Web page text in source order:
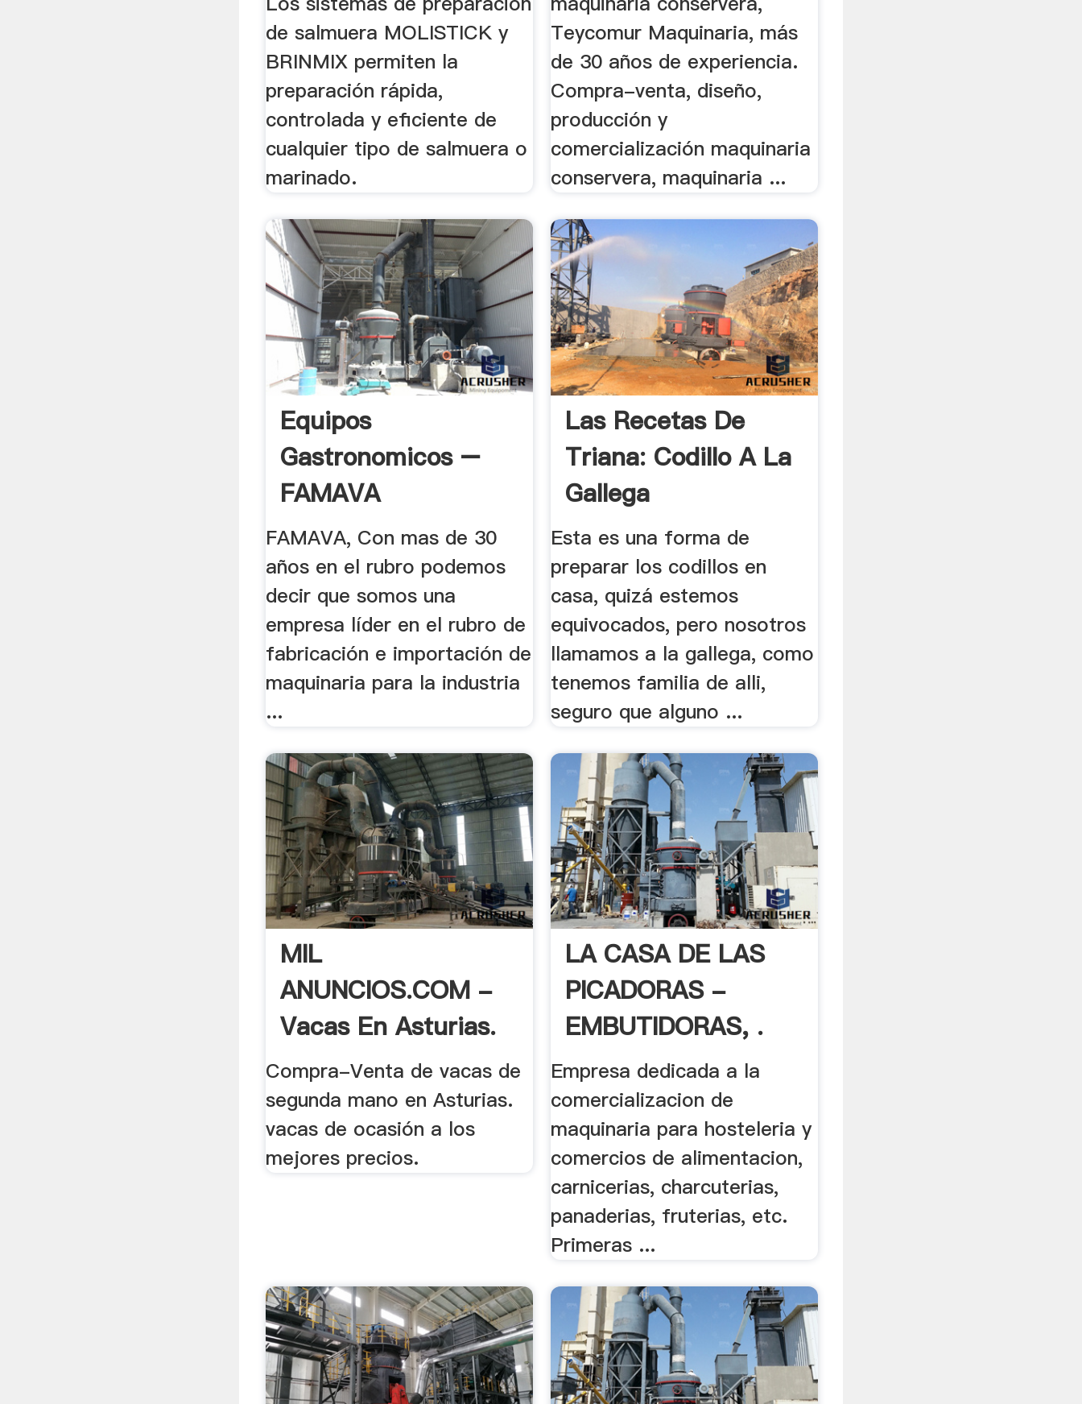
de salmuera MOLISTICK y
BRINMIX permiten la
preparación rápida,
controlada y eficiente de
cualquier tipo de salmuera o
marinado.
Teycomur Maquinaria, más
de 30 años de experiencia.
Compra-venta, diseño,
producción y
comercialización maquinaria
conservera, maquinaria ...
Equipos
Gastronomicos –
FAMAVA
FAMAVA, Con mas de 30
años en el rubro podemos
decir que somos una
empresa líder en el rubro de
fabricación e importación de
maquinaria para la industria
...
Las Recetas De
Triana: Codillo A La
Gallega
Esta es una forma de
preparar los codillos en
casa, quizá estemos
equivocados, pero nosotros
llamamos a la gallega, como
tenemos familia de alli,
seguro que alguno ...
MIL
ANUNCIOS.COM -
Vacas En Asturias.
Venta .
Compra-Venta de vacas de
segunda mano en Asturias.
vacas de ocasión a los
mejores precios.
LA CASA DE LAS
PICADORAS -
EMBUTIDORAS, .
Empresa dedicada a la
comercializacion de
maquinaria para hosteleria y
comercios de alimentacion,
carnicerias, charcuterias,
panaderias, fruterias, etc.
Primeras ...